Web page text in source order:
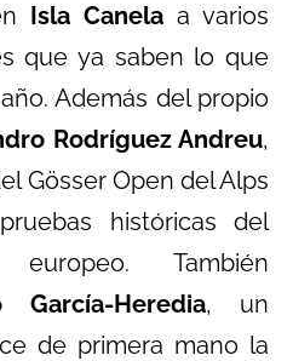
Isla Canela a varios
que ya saben lo que
Además del propio
Rodríguez Andreu,
Gösser Open del Alps
históricas del
También
García-Heredia, un
de primera mano la